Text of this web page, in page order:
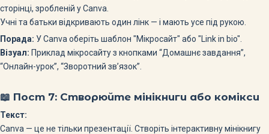
сторінці, зробленій у Canva.
Учні та батьки відкривають один лінк — і мають усе під рукою.
Порада: У Canva оберіть шаблон "Мікросайт" або "Link in bio".
Візуал: Приклад мікросайту з кнопками “Домашнє завдання”,
“Онлайн-урок”, “Зворотний зв’язок”.
📖 Пост 7: Створюйте мінікниги або комікси
Текст:
Canva — це не тільки презентації. Створіть інтерактивну мінікнигу